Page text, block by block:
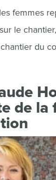
femmes
le
du
de la